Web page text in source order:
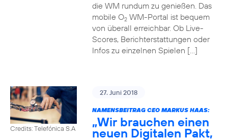
die WM rundum zu genießen. Das
mobile O2WM-Portal ist bequem
von überall erreichbar. Ob Live-
Scores, Berichterstattungen oder
Infos zu einzelnen Spielen […]
Credits: Telefónica S.A
27. Juni 2018
NAMENSBEITRAG CEO MARKUS HAAS:
„Wir brauchen einen
neuen Digitalen Pakt,